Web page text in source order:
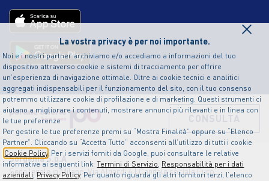
La vostra privacy è per noi importante.
Noi e i nostri partner archiviamo e/o accediamo a informazioni del tuo
dispositivo attraverso cookie e sistemi di tracciamento per offrire
un’esperienza di navigazione ottimale. Oltre ai cookie tecnici e analitici
aggregati indispensabili per il funzionamento del sito, con il tuo consenso
potremmo utilizzare cookie di profilazione e di marketing. Questi strumenti ci
aiutano a migliorare i contenuti, mostrare annunci più rilevanti e in linea con
le tue preferenze
Per gestire le tue preferenze premi su “Mostra Finalità” oppure su “Elenco
Partner”. Cliccando su “Accetta Tutto” acconsenti all’utilizzo di tutti i cookie
Cookie Policy. Per i servizi forniti da Google, puoi consultare le relative
informative ai seguenti link:Termini di Servizio, Responsabilità per i dati
aziendali,Privacy Policy. Per quanto riguarda gli altri fornitori terzi, l’elenco
×
Sorgenia S.p.A
Sede legale in Milano, Via Algardi 4 | Capitale sociale Euro